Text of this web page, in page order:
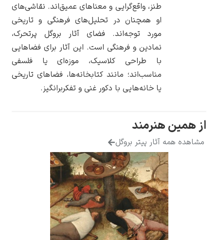
یوهانس فرمیر
پرفروش‌ترین
طنز، واقع‌گرایی و معناهای عمیق‌اند. نقاشی‌های
او همچنان در تحلیل‌های فرهنگی و تاریخی
مورد توجه‌اند. فضای آثار بروگل پرتحرک،
نمادین و فرهنگی است. این آثار برای فضاهایی
با طراحی کلاسیک، موزه‌ای یا فلسفی
مناسب‌اند؛ مانند کتابخانه‌ها، فضاهای تاریخی
یا خانه‌هایی با دکور غنی و تفکربرانگیز.
هنرمند
همه آثار پیتر بروگل